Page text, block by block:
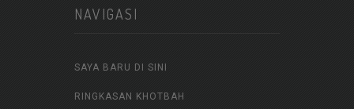
NAVIGASI
SAYA BARU DI SINI
RINGKASAN KHOTBAH